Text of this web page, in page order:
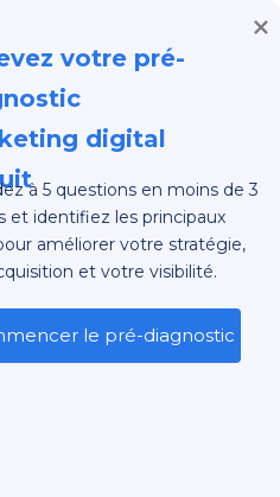
FACEBOOK
TWITTERINSTAGRAM
YOUTUBE
votre pré-
digital
à 5 questions en moins de 3
et identifiez les principaux
améliorer votre stratégie,
et votre visibilité.
le pré-diagnostic